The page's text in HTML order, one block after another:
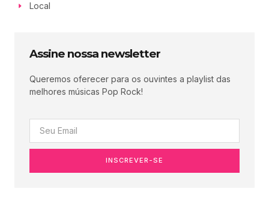
Local
Assine nossa newsletter
Queremos oferecer para os ouvintes a playlist das
melhores músicas Pop Rock!
INSCREVER-SE